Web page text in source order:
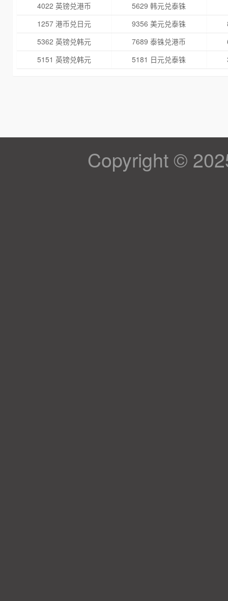
4022 英镑兑港币
5629 韩元兑泰铢
1257 港币兑日元
9356 美元兑泰铢
5362 英镑兑韩元
7689 泰铢兑港币
5151 英镑兑韩元
5181 日元兑泰铢
Copyright ©